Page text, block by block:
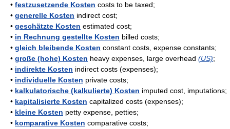
• festzusetzende Kosten costs to be taxed;
• generelle Kosten indirect cost;
• geschätzte Kosten estimated cost;
• in Rechnung gestellte Kosten billed costs;
• gleich bleibende Kosten constant costs, expense constants;
• große (hohe) Kosten heavy expenses, large overhead (US);
• indirekte Kosten indirect costs (expenses);
• individuelle Kosten private costs;
• kalkulatorische (kalkulierte) Kosten imputed cost, imputations;
• kapitalisierte Kosten capitalized costs (expenses);
• kleine Kosten petty expense, petties;
• komparative Kosten comparative costs;